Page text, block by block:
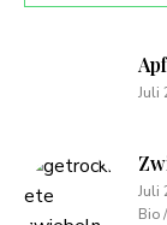
Juli
Juli
Bio